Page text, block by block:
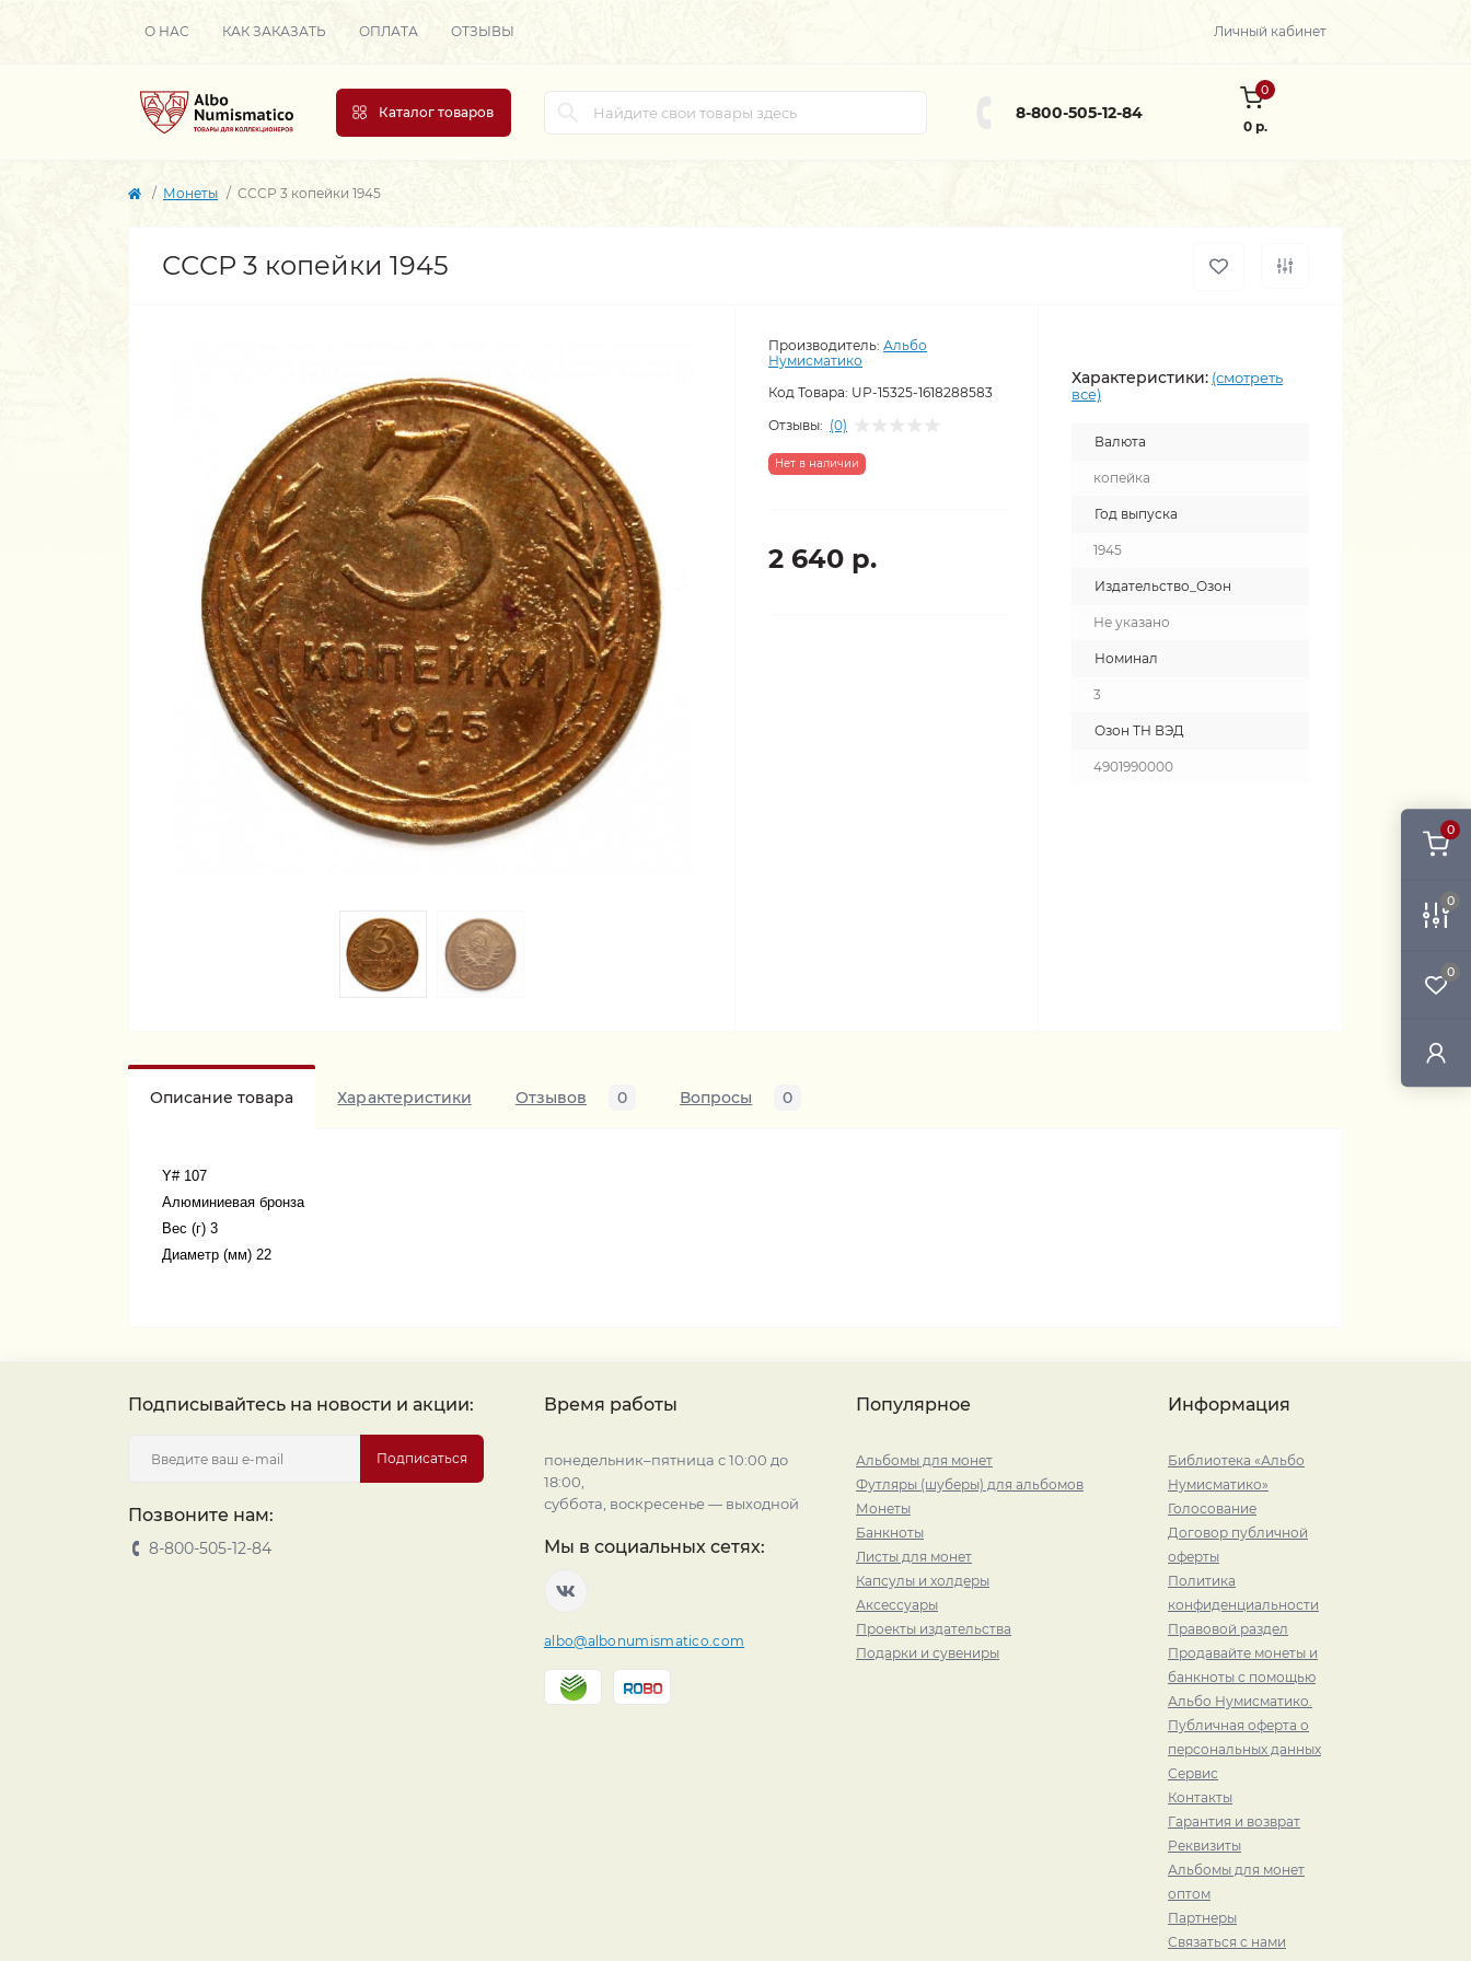
0
0
0
О НАС КАК ЗАКАЗАТЬ ОПЛАТА ОТЗЫВЫ Личный кабинет
Каталог товаров 8-800-505-12-84
0
0 р.
Монеты СССР 3 копейки 1945
СССР 3 копейки 1945
Производитель: Альбо
Нумисматико
Код Товара: UP-15325-1618288583
Отзывы: (0)
Нет в наличии
2 640 р.
Характеристики: (смотреть
все)
Валюта
копейка
Год выпуска
1945
Издательство_Озон
Не указано
Номинал
3
Озон ТН ВЭД
4901990000
Описание товара Характеристики Отзывов 0 Вопросы 0
Y# 107
Алюминиевая бронза
Вес (г) 3
Диаметр (мм) 22
Подписывайтесь на новости и акции:
Подписаться
Позвоните нам:
8-800-505-12-84
Время работы
понедельник–пятница с 10:00 до
18:00,
суббота, воскресенье — выходной
Мы в социальных сетях:
albo@albonumismatico.com
Популярное
Альбомы для монет
Футляры (шуберы) для альбомов
Монеты
Банкноты
Листы для монет
Капсулы и холдеры
Аксессуары
Проекты издательства
Подарки и сувениры
Информация
Библиотека «Альбо
Нумисматико»
Голосование
Договор публичной
оферты
Политика
конфиденциальности
Правовой раздел
Продавайте монеты и
банкноты с помощью
Альбо Нумисматико.
Публичная оферта о
персональных данных
Сервис
Контакты
Гарантия и возврат
Реквизиты
Альбомы для монет
оптом
Партнеры
Связаться с нами